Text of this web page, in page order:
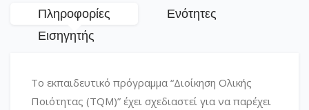
Πληροφορίες
Ενότητες
Εισηγητής
Το εκπαιδευτικό πρόγραμμα “Διοίκηση Ολικής
Ποιότητας (TQM)” έχει σχεδιαστεί για να παρέχει